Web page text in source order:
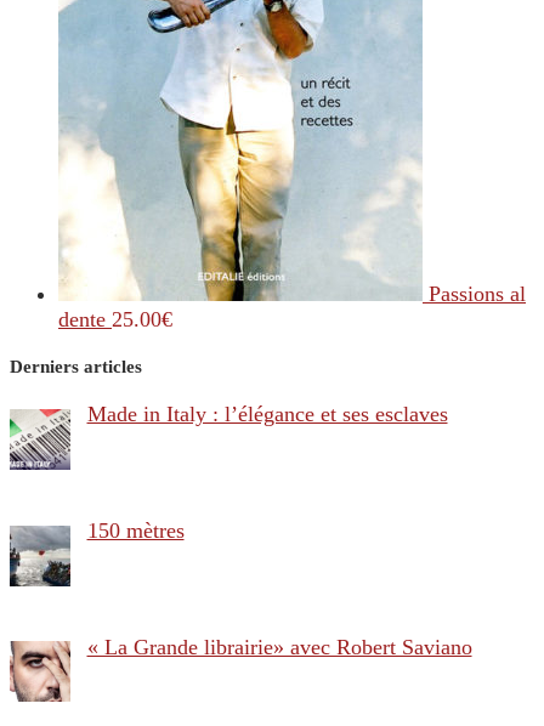
Passions al
dente 25.00€
Derniers articles
Made in Italy : l’élégance et ses esclaves
150 mètres
« La Grande librairie» avec Robert Saviano